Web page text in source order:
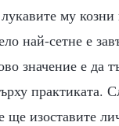
му
най-сетне е
значение е да
практиката.
ще изоставите